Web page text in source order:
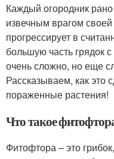
Каждый огородник
извечным врагом
прогрессирует в
большую часть грядок
очень сложно, но еще
Рассказываем, как это
пораженные растения!
Что такое
Фитофтора – это